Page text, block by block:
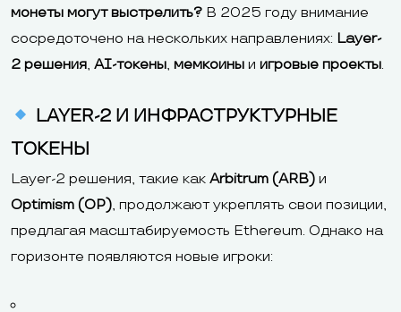
монеты могут выстрелить? В 2025 году внимание
сосредоточено на нескольких направлениях: Layer-
2 решения, AI-токены, мемкоины и игровые проекты.
LAYER-2 И ИНФРАСТРУКТУРНЫЕ
ТОКЕНЫ
Layer-2 решения, такие как Arbitrum (ARB) и
Optimism (OP), продолжают укреплять свои позиции,
предлагая масштабируемость Ethereum. Однако на
горизонте появляются новые игроки: